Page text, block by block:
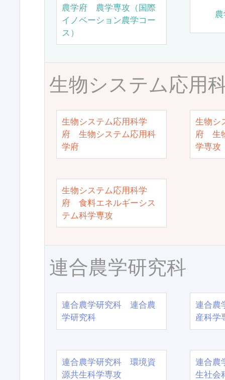
農学府 農学専攻（国際
イノベーション農学コー
ス）
生物システム応用
生物システム応用科学
府 生物システム応用科
学府
生物シ
府 生
学専攻
生物システム応用科学
府 食料エネルギーシス
テム科学専攻
連合農学研究科
連合農学研究科 連合農
学研究科
連合農
産科学
連合農学研究科 環境資
源共生科学専攻
連合農
生社会